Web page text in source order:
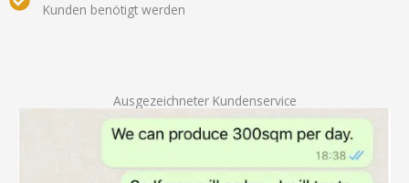
Kunden benötigt werden
Ausgezeichneter Kundenservice